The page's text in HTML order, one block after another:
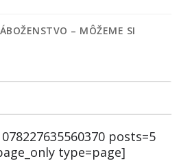
– MÔŽEME SI
posts=5
type=page]